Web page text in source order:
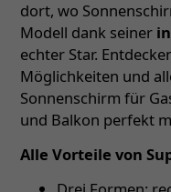
dort, wo
Modell dank seiner
echter Star.
Möglichkeiten und
Sonnenschirm für
und Balkon perfekt
Alle Vorteile von